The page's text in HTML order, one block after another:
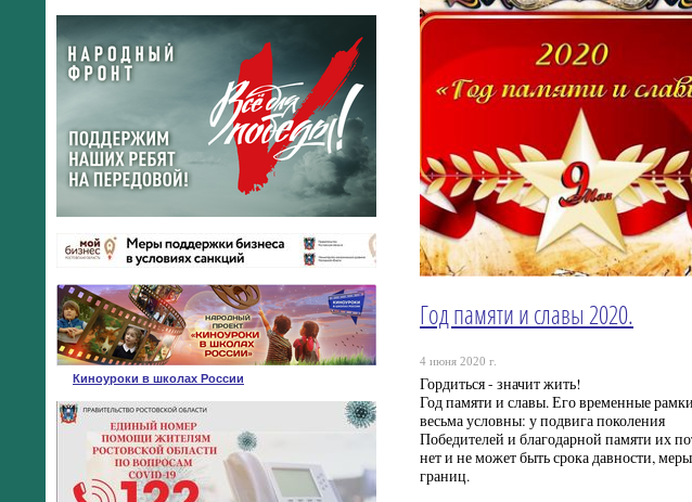
Киноуроки в школах России
Год памяти и славы 2020.
4 июня 2020 г.
Гордиться - значит жить!
Год памяти и славы. Его временные рамки
весьма условны: у подвига поколения
Победителей и благодарной памяти их
нет и не может быть срока давности,
границ.